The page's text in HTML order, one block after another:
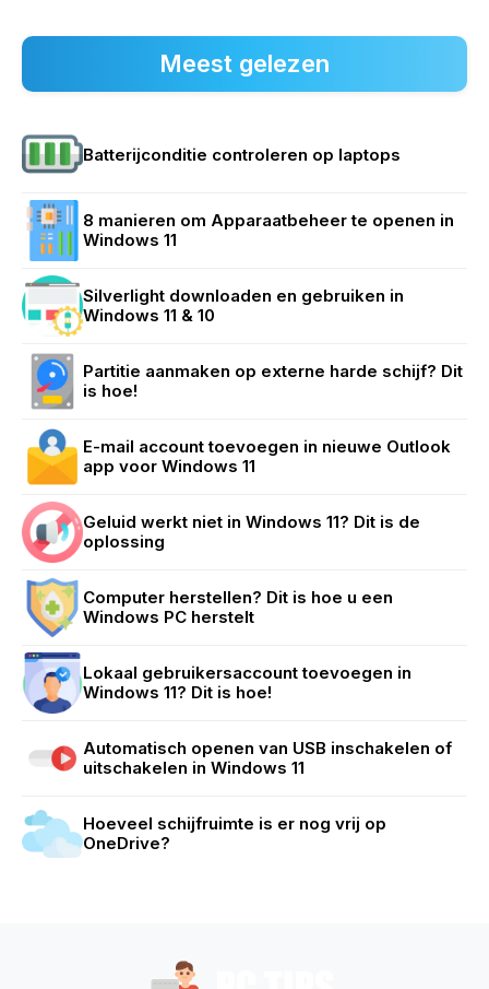
Meest gelezen
Batterijconditie controleren op laptops
8 manieren om Apparaatbeheer te openen in
Windows 11
Silverlight downloaden en gebruiken in
Windows 11 & 10
Partitie aanmaken op externe harde schijf? Dit
is hoe!
E-mail account toevoegen in nieuwe Outlook
app voor Windows 11
Geluid werkt niet in Windows 11? Dit is de
oplossing
Computer herstellen? Dit is hoe u een
Windows PC herstelt
Lokaal gebruikersaccount toevoegen in
Windows 11? Dit is hoe!
Automatisch openen van USB inschakelen of
uitschakelen in Windows 11
Hoeveel schijfruimte is er nog vrij op
OneDrive?